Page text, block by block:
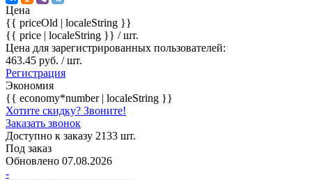
Цена
{{ priceOld | localeString }}
{{ price | localeString }} / шт.
Цена для зарегистрированных пользователей:
463.45 руб. / шт.
Регистрация
Экономия
{{ economy*number | localeString }}
Хотите скидку? Звоните!
Заказать звонок
Доступно к заказу 2133 шт.
Под заказ
Обновлено 07.08.2026
-